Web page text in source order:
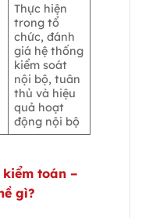
Thực hiện
trong tổ
chức, đánh
giá hệ thống
kiểm soát
nội bộ, tuân
thủ và hiệu
quả hoạt
động nội bộ
toán –
gì?